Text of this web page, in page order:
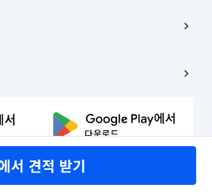
서 견적 받기
와 책임은 거래당사자에게 있습니다.
Rights Reserved.